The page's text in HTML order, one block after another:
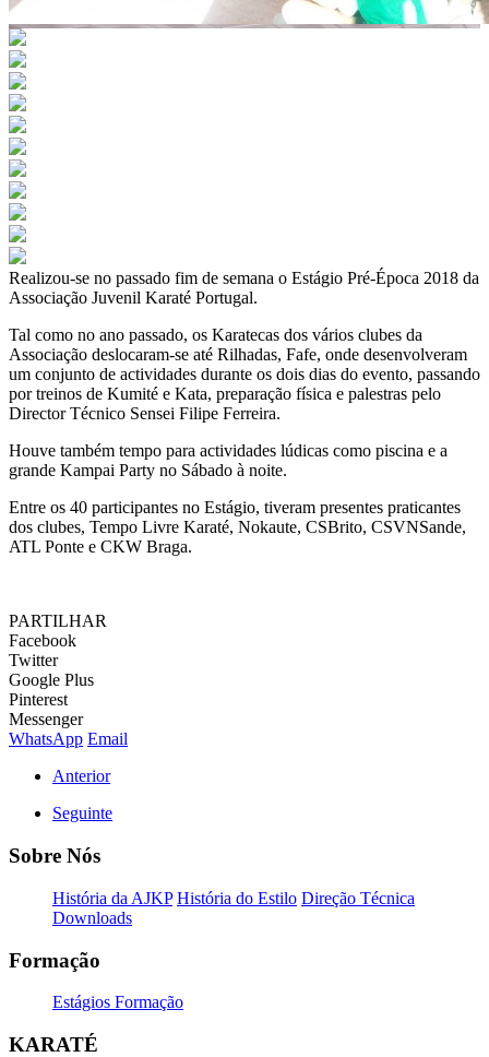
Realizou-se no passado fim de semana o Estágio Pré-Época 2018 da
Associação Juvenil Karaté Portugal.
Tal como no ano passado, os Karatecas dos vários clubes da
Associação deslocaram-se até Rilhadas, Fafe, onde desenvolveram
um conjunto de actividades durante os dois dias do evento, passando
por treinos de Kumité e Kata, preparação física e palestras pelo
Director Técnico Sensei Filipe Ferreira.
Houve também tempo para actividades lúdicas como piscina e a
grande Kampai Party no Sábado à noite.
Entre os 40 participantes no Estágio, tiveram presentes praticantes
dos clubes, Tempo Livre Karaté, Nokaute, CSBrito, CSVNSande,
ATL Ponte e CKW Braga.
PARTILHAR
Facebook
Twitter
Google Plus
Pinterest
Messenger
WhatsApp Email
Anterior
Seguinte
Sobre Nós
História da AJKP História do Estilo Direção Técnica
Downloads
Formação
Estágios Formação
KARATÉ